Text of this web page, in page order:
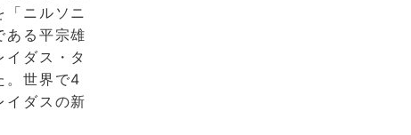
「ニルソニ
ある平宗雄
ダス・タ
。世界で4
イダスの新